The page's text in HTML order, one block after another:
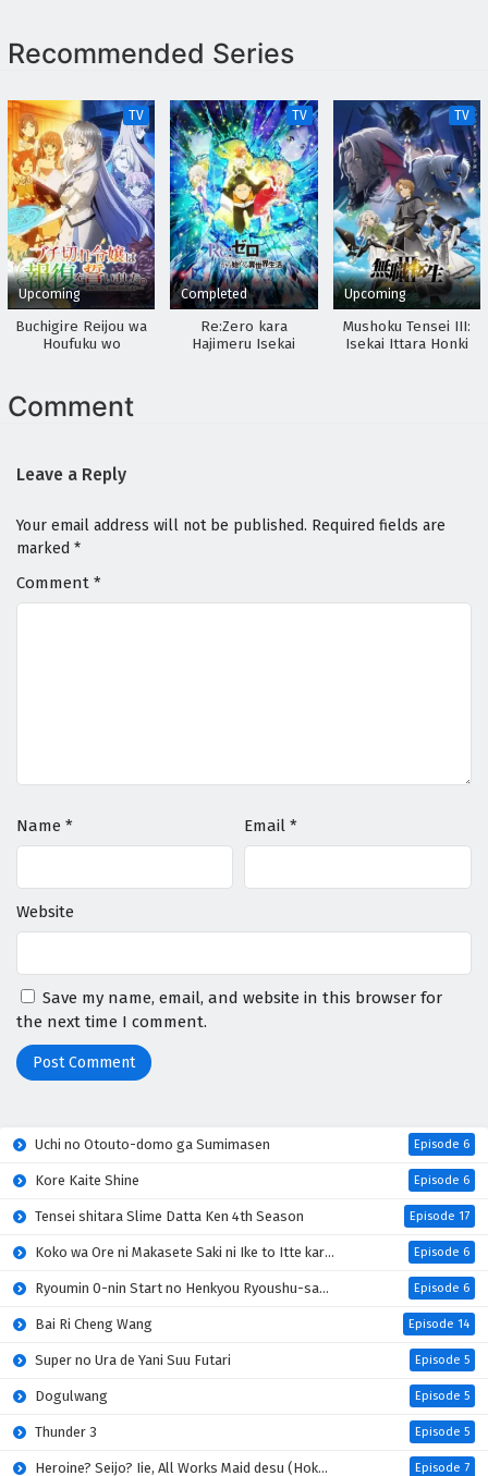
Eps 2 - April 30, 2026
Shunkashuutou Daikousha: Haru no Mai
Episodio 1 Sub Español
Eps 1 - April 30, 2026
Recommended Series
TV
Upcoming
Buchigire Reijou wa
Houfuku wo
de Sokoku wo
Tatakitsubushimasu
TV
Completed
Re:Zero kara
Hajimeru Isekai
TV
Upcoming
Mushoku Tensei III:
Isekai Ittara Honki
Comment
Leave a Reply
Your email address will not be published. Required fields are
marked *
Comment *
Name * Email *
Website
Save my name, email, and website in this browser for
the next time I comment.
Uchi no Otouto-domo ga Sumimasen Episode 6
Kore Kaite Shine Episode 6
Tensei shitara Slime Datta Ken 4th Season Episode 17
Koko wa Ore ni Makasete Saki ni Ike to Itte kara 10-nen ga Tattara Densetsu ni Natteita Episode 6
Ryoumin 0-nin Start no Henkyou Ryoushu-sama Episode 6
Bai Ri Cheng Wang Episode 14
Super no Ura de Yani Suu Futari Episode 5
Dogulwang Episode 5
Thunder 3 Episode 5
Heroine? Seijo? Iie, All Works Maid desu (Hokori)! Episode 7